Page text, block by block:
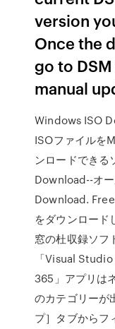
version
Once the
go to
manual
Windows ISO
ISOファイルを
ンロードでき
Download--オ
Download.
をダウンロード
窓の杜収録ソ
「Visual
365」アプリは
のカテゴリーが
プ］タブからフ